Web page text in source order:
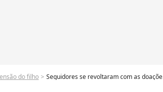
do filho Seguidores se revoltaram com as doações da vaquinha - Foto